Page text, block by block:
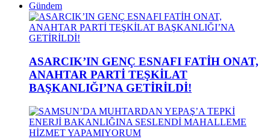
Gündem
ASARCIK’IN GENÇ ESNAFI FATİH ONAT,
ANAHTAR PARTİ TEŞKİLAT
BAŞKANLIĞI’NA GETİRİLDİ!